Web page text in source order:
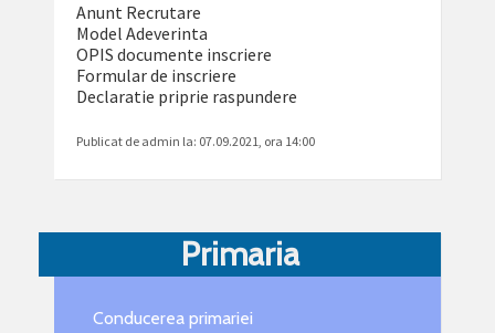
Anunt Recrutare
Model Adeverinta
OPIS documente inscriere
Formular de inscriere
Declaratie priprie raspundere
Publicat de admin la: 07.09.2021, ora 14:00
Primaria
Conducerea primariei